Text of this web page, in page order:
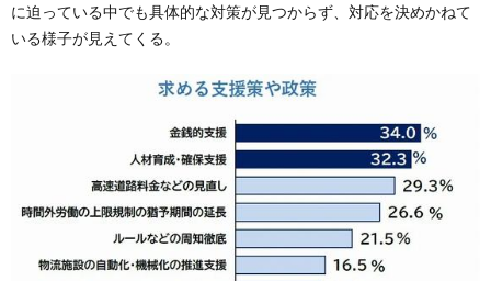
に迫っている中でも具体的な対策が見つからず、対応を決めかねて
いる様子が見えてくる。